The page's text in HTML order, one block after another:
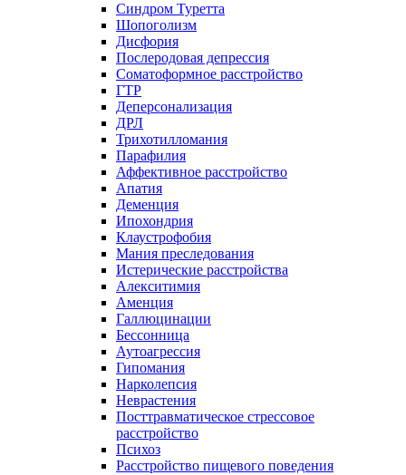
Синдром Туретта
Шопоголизм
Дисфория
Послеродовая депрессия
Соматоформное расстройство
ГТР
Деперсонализация
ДРЛ
Трихотилломания
Парафилия
Аффективное расстройство
Апатия
Деменция
Ипохондрия
Клаустрофобия
Мания преследования
Истерические расстройства
Алекситимия
Аменция
Галлюцинации
Бессонница
Аутоагрессия
Гипомания
Нарколепсия
Неврастения
Посттравматическое стрессовое
расстройство
Психоз
Расстройство пищевого поведения